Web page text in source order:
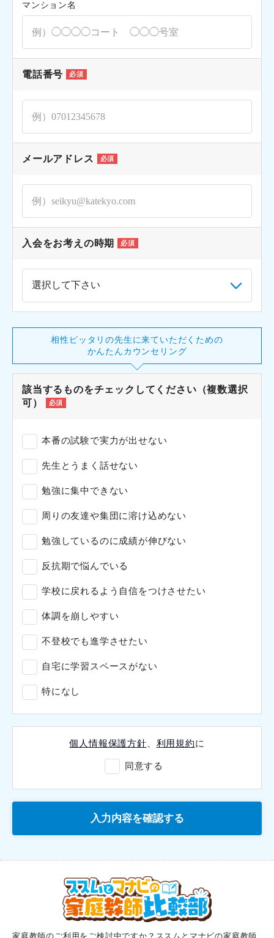
マンション名
電話番号 必須
メールアドレス 必須
入会をお考えの時期 必須
相性ピッタリの先生に来ていただくための
かんたんカウンセリング
該当するものをチェックしてください（複数選択
可）
必須
本番の試験で実力が出せない
先生とうまく話せない
勉強に集中できない
周りの友達や集団に溶け込めない
勉強しているのに成績が伸びない
反抗期で悩んでいる
学校に戻れるよう自信をつけさせたい
体調を崩しやすい
不登校でも進学させたい
自宅に学習スペースがない
特になし
個人情報保護方針 利用規約に
同意する
家庭教師のご利用をご検討中ですか？ススムとマナビの家庭教師